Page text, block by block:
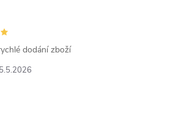
5.5.2026
dodání zboží